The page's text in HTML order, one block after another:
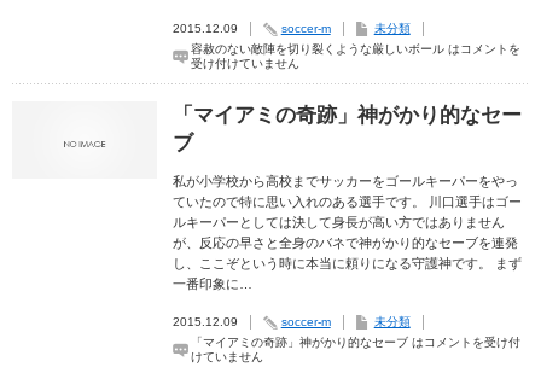
2015.12.09 soccer-m
未分類
容赦のない敵陣を切り裂くような厳しいボール はコメントを
受け付けていません
「マイアミの奇跡」神がかり的なセー
ブ
私が小学校から高校までサッカーをゴールキーパーをやっ
ていたので特に思い入れのある選手です。 川口選手はゴー
ルキーパーとしては決して身長が高い方ではありません
が、反応の早さと全身のバネで神がかり的なセーブを連発
し、ここぞという時に本当に頼りになる守護神です。 まず
一番印象に…
2015.12.09 soccer-m
未分類
「マイアミの奇跡」神がかり的なセーブ はコメントを受け付
けていません